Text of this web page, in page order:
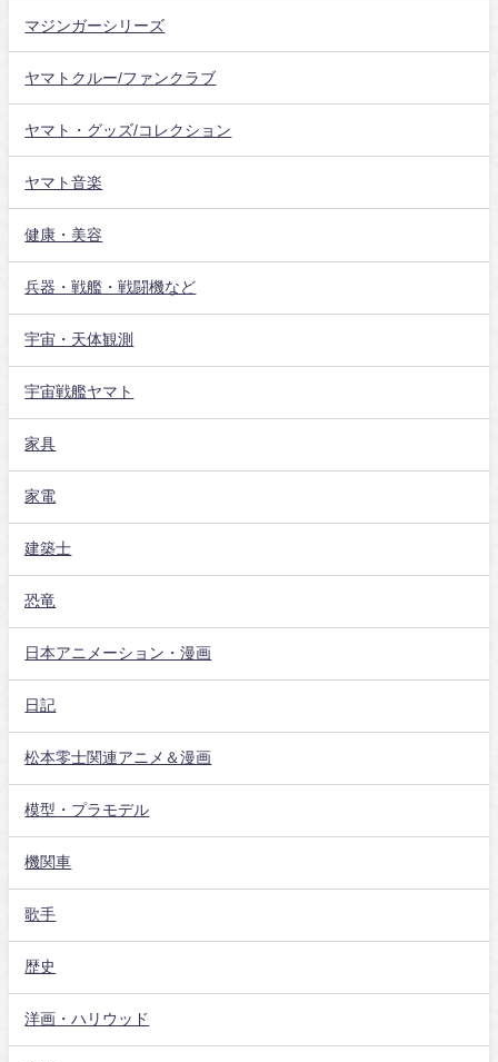
マジンガーシリーズ
ヤマトクルー/ファンクラブ
ヤマト・グッズ/コレクション
ヤマト音楽
健康・美容
兵器・戦艦・戦闘機など
宇宙・天体観測
宇宙戦艦ヤマト
家具
家電
建築士
恐竜
日本アニメーション・漫画
日記
松本零士関連アニメ＆漫画
模型・プラモデル
機関車
歌手
歴史
洋画・ハリウッド